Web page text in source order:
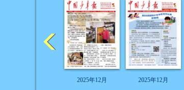
2025年12月 2025年12月